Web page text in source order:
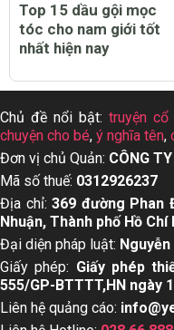
Top 15 dầu gội mọc
tóc cho nam giới tốt
nhất hiện nay
Chủ đề nổi bật:truyện cổ
chuyện cho bé, ý nghĩa tên,
Đơn vị chủ Quản: CÔNG
Mã số thuế: 0312926237
Địa chỉ:369 đường Phan
Nhuận, Thành phố Hồ Chí
Đại diện pháp luật:
Giấy phép: Giấy phép
555/GP-BTTTT,HN ngày
Liên hệ quảng cáo: